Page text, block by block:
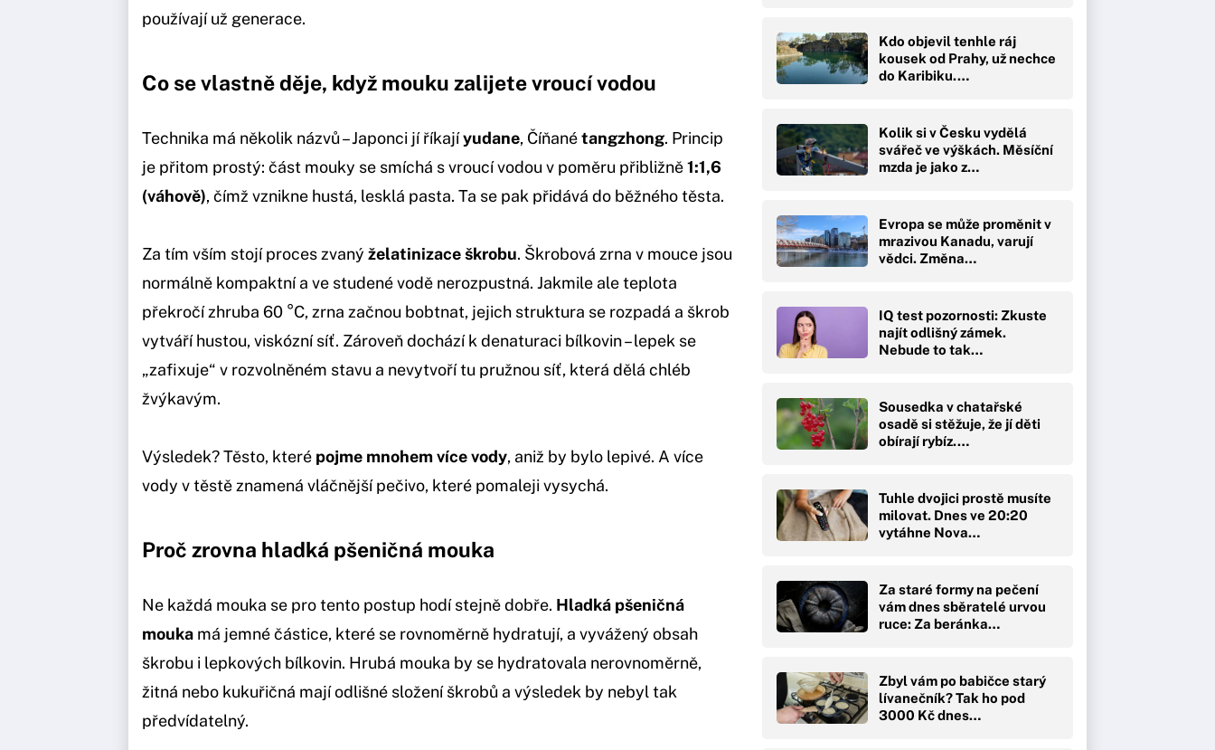
používají už generace.
Co se vlastně děje, když mouku zalijete vroucí vodou
Technika má několik názvů – Japonci jí říkajíyudane, Číňanétangzhong. Princip
je přitom prostý: část mouky se smíchá s vroucí vodou v poměru přibližně1:1,6
(váhově), čímž vznikne hustá, lesklá pasta. Ta se pak přidává do běžného těsta.
Za tím vším stojí proces zvaný želatinizace škrobu. Škrobová zrna v mouce jsou
normálně kompaktní a ve studené vodě nerozpustná. Jakmile ale teplota
překročí zhruba 60 °C, zrna začnou bobtnat, jejich struktura se rozpadá a škrob
vytváří hustou, viskózní síť. Zároveň dochází k denaturaci bílkovin – lepek se
„zafixuje“ v rozvolněném stavu a nevytvoří tu pružnou síť, která dělá chléb
žvýkavým.
Výsledek? Těsto, které pojme mnohem více vody, aniž by bylo lepivé. A více
vody v těstě znamená vláčnější pečivo, které pomaleji vysychá.
Proč zrovna hladká pšeničná mouka
Ne každá mouka se pro tento postup hodí stejně dobře. Hladká pšeničná
mouka má jemné částice, které se rovnoměrně hydratují, a vyvážený obsah
škrobu i lepkových bílkovin. Hrubá mouka by se hydratovala nerovnoměrně,
žitná nebo kukuřičná mají odlišné složení škrobů a výsledek by nebyl tak
předvídatelný.
Kdo objevil tenhle ráj
kousek od Prahy, už nechce
do Karibiku.…
Kolik si v Česku vydělá
svářeč ve výškách. Měsíční
mzda je jako z…
Evropa se může proměnit v
mrazivou Kanadu, varují
vědci. Změna…
IQ test pozornosti: Zkuste
najít odlišný zámek.
Nebude to tak…
Sousedka v chatařské
osadě si stěžuje, že jí děti
obírají rybíz.…
Tuhle dvojici prostě musíte
milovat. Dnes ve 20:20
vytáhne Nova…
Za staré formy na pečení
vám dnes sběratelé urvou
ruce: Za beránka…
Zbyl vám po babičce starý
lívanečník? Tak ho pod
3000 Kč dnes…